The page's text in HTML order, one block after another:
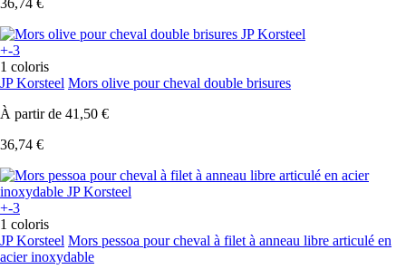
36,74 €
+-3
1 coloris
JP Korsteel Mors olive pour cheval double brisures
À partir de 41,50 €
36,74 €
+-3
1 coloris
JP Korsteel Mors pessoa pour cheval à filet à anneau libre articulé en
acier inoxydable